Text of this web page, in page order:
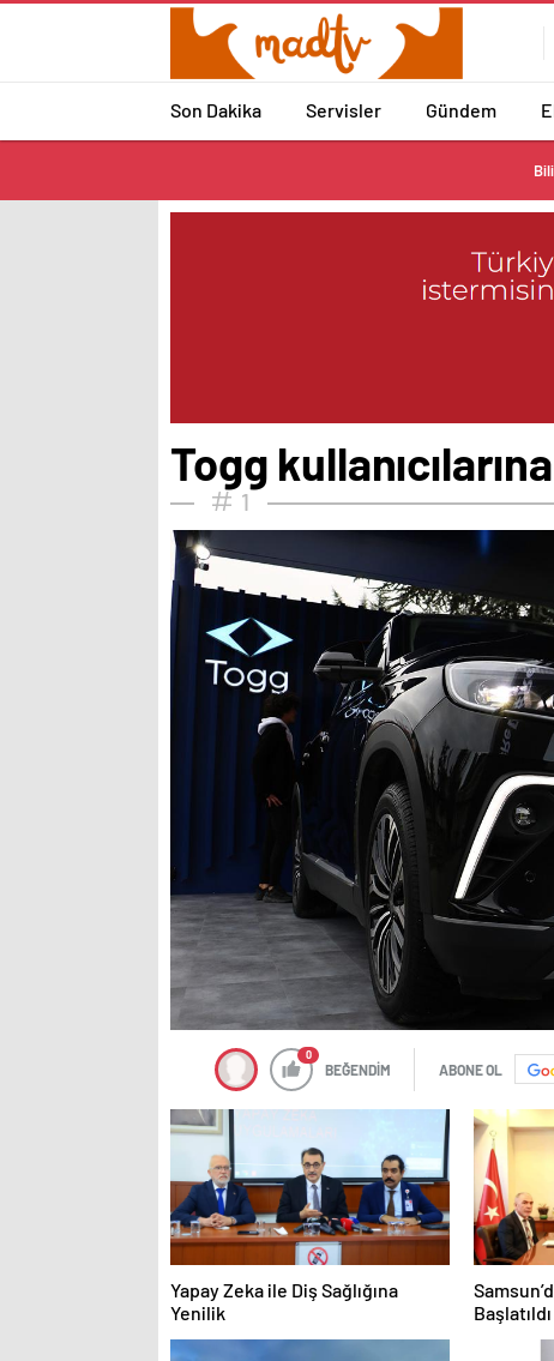
Son Dakika Servisler Gündem
Togg
1
0
BEĞENDİM ABONE OL
Yapay Zeka ile Diş Sağlığına
Yenilik
Başlatıldı